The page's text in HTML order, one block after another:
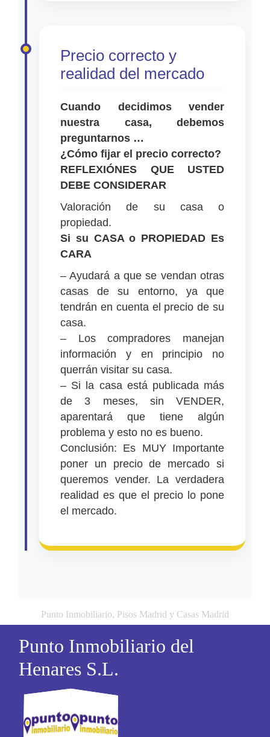
Precio correcto y
realidad del mercado
Cuando decidimos vender
nuestra casa, debemos
preguntarnos …
¿Cómo fijar el precio correcto?
REFLEXIÓNES QUE USTED
DEBE CONSIDERAR
Valoración de su casa o
propiedad.
Si su CASA o PROPIEDAD Es
CARA
– Ayudará a que se vendan otras
casas de su entorno, ya que
tendrán en cuenta el precio de su
casa.
– Los compradores manejan
información y en principio no
querrán visitar su casa.
– Si la casa está publicada más
de 3 meses, sin VENDER,
aparentará que tiene algún
problema y esto no es bueno.
Conclusión: Es MUY Importante
poner un precio de mercado si
queremos vender. La verdadera
realidad es que el precio lo pone
el mercado.
Punto Inmobiliario, Pisos Madrid y Casas Madrid
Punto Inmobiliario del
Henares S.L.